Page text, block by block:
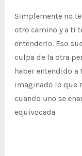
Simplemente no
otro camino y a ti
entenderlo. Eso
culpa de la otra
haber entendido a
imaginado lo que
cuando uno se
equivocada